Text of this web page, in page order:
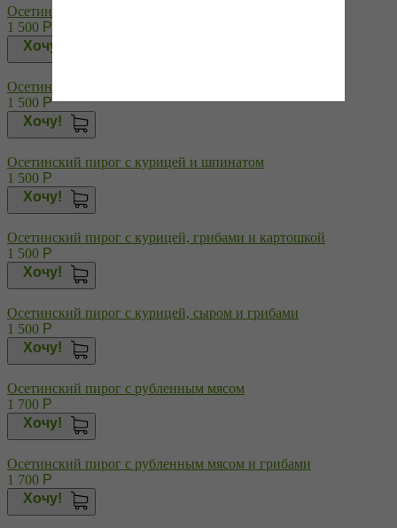
Осетинский пирог с говяжьим мясом и специями
1 500 Р
Хочу!
Осетинский пирог с курицей и сыром
1 500 Р
Хочу!
Осетинский пирог с курицей и шпинатом
1 500 Р
Хочу!
Осетинский пирог с курицей, грибами и картошкой
1 500 Р
Хочу!
Осетинский пирог с курицей, сыром и грибами
1 500 Р
Хочу!
Осетинский пирог с рубленным мясом
1 700 Р
Хочу!
Осетинский пирог с рубленным мясом и грибами
1 700 Р
Хочу!